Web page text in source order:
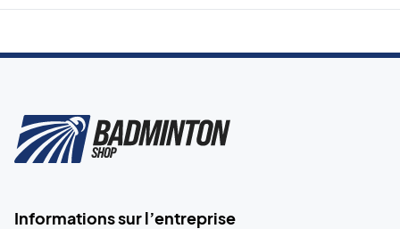
Informations sur l’entreprise